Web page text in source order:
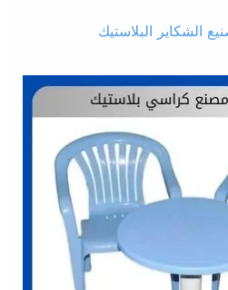
الشكاير البلاستيك